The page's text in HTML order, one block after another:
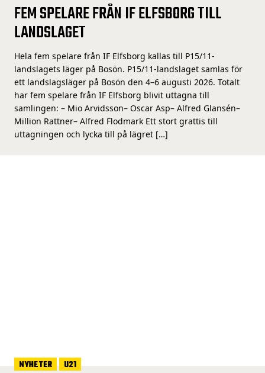
FEM SPELARE FRÅN IF ELFSBORG TILL
LANDSLAGET
Hela fem spelare från IF Elfsborg kallas till P15/11-
landslagets läger på Bosön. P15/11-landslaget samlas för
ett landslagsläger på Bosön den 4–6 augusti 2026. Totalt
har fem spelare från IF Elfsborg blivit uttagna till
samlingen: – Mio Arvidsson– Oscar Asp– Alfred Glansén–
Million Rattner– Alfred Flodmark Ett stort grattis till
uttagningen och lycka till på lägret […]
NYHETER U21